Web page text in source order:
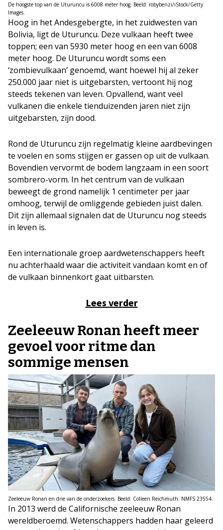
De hoogste top van de Uturuncu is 6008 meter hoog. Beeld: robybenzi/iStock/Getty
Images.
Hoog in het Andesgebergte, in het zuidwesten van
Bolivia, ligt de Uturuncu. Deze vulkaan heeft twee
toppen; een van 5930 meter hoog en een van 6008
meter hoog. De Uturuncu wordt soms een
‘zombievulkaan’ genoemd, want hoewel hij al zeker
250.000 jaar niet is uitgebarsten, vertoont hij nog
steeds tekenen van leven. Opvallend, want veel
vulkanen die enkele tienduizenden jaren niet zijn
uitgebarsten, zijn dood.
Rond de Uturuncu zijn regelmatig kleine aardbevingen
te voelen en soms stijgen er gassen op uit de vulkaan.
Bovendien vervormt de bodem langzaam in een soort
sombrero-vorm. In het centrum van de vulkaan
beweegt de grond namelijk 1 centimeter per jaar
omhoog, terwijl de omliggende gebieden juist dalen.
Dit zijn allemaal signalen dat de Uturuncu nog steeds
in leven is.
Een internationale groep aardwetenschappers heeft
nu achterhaald waar die activiteit vandaan komt en of
de vulkaan binnenkort gaat uitbarsten.
Lees verder
Zeeleeuw Ronan heeft meer
gevoel voor ritme dan
sommige mensen
Zeeleeuw Ronan en drie van de onderzoekers. Beeld: Colleen Reichmuth. NMFS 23554.
In 2013 werd de Californische zeeleeuw Ronan
wereldberoemd. Wetenschappers hadden haar geleerd